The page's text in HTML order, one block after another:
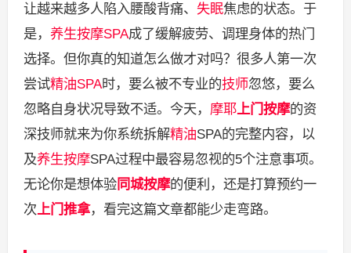
让越来越多人陷入腰酸背痛、 失眠焦虑的状态。于
是， 养生按摩SPA成了缓解疲劳、调理身体的热门
选择。但你真的知道怎么做才对吗？很多人第一次
尝试精油SPA时，要么被不专业的技师忽悠，要么
忽略自身状况导致不适。今天， 摩耶上门按摩的资
深技师就来为你系统拆解精油SPA的完整内容，以
及养生按摩SPA过程中最容易忽视的5个注意事项。
无论你是想体验同城按摩的便利，还是打算预约一
次上门推拿，看完这篇文章都能少走弯路。